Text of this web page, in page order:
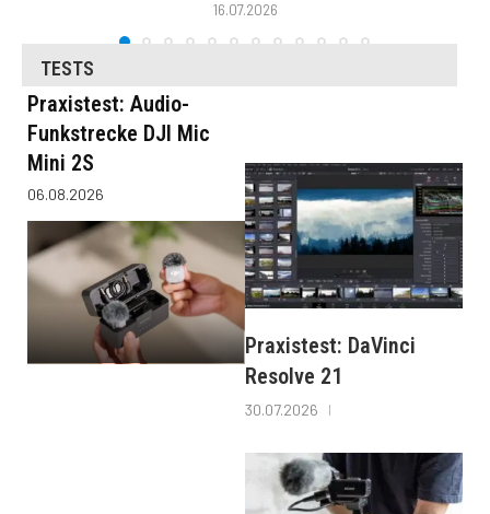
16.07.2026
TESTS
Praxistest: Audio-
Funkstrecke DJI Mic
Mini 2S
06.08.2026
Praxistest: DaVinci
Resolve 21
30.07.2026